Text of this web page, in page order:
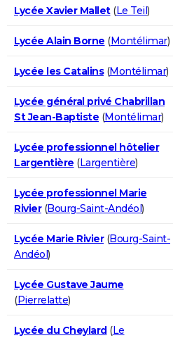
Lycée Xavier Mallet(Le Teil)
Lycée Alain Borne (Montélimar)
Lycée les Catalins(Montélimar)
Lycée général privé Chabrillan
St Jean-Baptiste (Montélimar)
Lycée professionnel hôtelier
Largentière (Largentière)
Lycée professionnel Marie
Rivier(Bourg-Saint-Andéol)
Lycée Marie Rivier(Bourg-Saint-
Andéol)
Lycée Gustave Jaume
(Pierrelatte)
Lycée du Cheylard(Le